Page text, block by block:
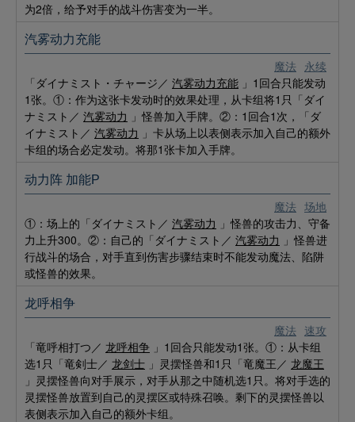
为2倍，给予对手的战斗伤害变为一半。
魔法 永续
汽雾动力充能
「ダイナミスト・チャージ／ 汽雾动力充能 」1回合只能发动
1张。①：作为这张卡发动时的效果处理，从卡组将1只「ダイ
ナミスト／ 汽雾动力 」怪兽加入手牌。②：1回合1次，「ダ
イナミスト／ 汽雾动力 」卡从场上以表侧表示加入自己的额外
卡组的场合必定发动。将那1张卡加入手牌。
魔法 场地
动力阵 加能P
①：场上的「ダイナミスト／ 汽雾动力 」怪兽的攻击力、守备
力上升300。②：自己的「ダイナミスト／ 汽雾动力 」怪兽进
行战斗的场合，对手直到伤害步骤结束时不能发动魔法、陷阱
或怪兽的效果。
魔法 速攻
龙呼相争
「竜呼相打つ／ 龙呼相争 」1回合只能发动1张。①：从卡组
选1只「竜剣士／ 龙剑士 」灵摆怪兽和1只「竜魔王／ 龙魔王
」灵摆怪兽向对手展示，对手从那之中随机选1只。将对手选的
灵摆怪兽放置到自己的灵摆区或特殊召唤。剩下的灵摆怪兽以
表侧表示加入自己的额外卡组。